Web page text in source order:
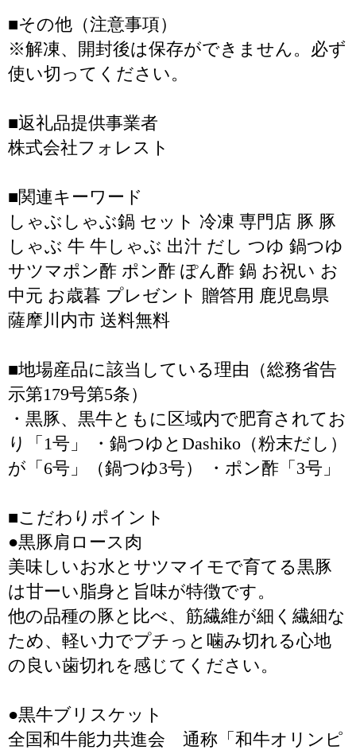
■その他（注意事項）
※解凍、開封後は保存ができません。必ず
使い切ってください。
■返礼品提供事業者
株式会社フォレスト
■関連キーワード
しゃぶしゃぶ鍋 セット 冷凍 専門店 豚 豚
しゃぶ 牛 牛しゃぶ 出汁 だし つゆ 鍋つゆ
サツマポン酢 ポン酢 ぽん酢 鍋 お祝い お
中元 お歳暮 プレゼント 贈答用 鹿児島県
薩摩川内市 送料無料
■地場産品に該当している理由（総務省告
示第179号第5条）
・黒豚、黒牛ともに区域内で肥育されてお
り「1号」 ・鍋つゆとDashiko（粉末だし）
が「6号」（鍋つゆ3号） ・ポン酢「3号」
■こだわりポイント
●黒豚肩ロース肉
美味しいお水とサツマイモで育てる黒豚
は甘ーい脂身と旨味が特徴です。
他の品種の豚と比べ、筋繊維が細く繊細な
ため、軽い力でプチっと噛み切れる心地
の良い歯切れを感じてください。
●黒牛ブリスケット
全国和牛能力共進会 通称「和牛オリンピ